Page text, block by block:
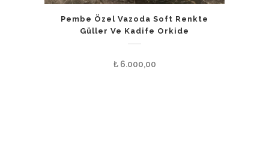
Pembe Özel Vazoda Soft Renkte
Güller Ve Kadife Orkide
₺6.000,00